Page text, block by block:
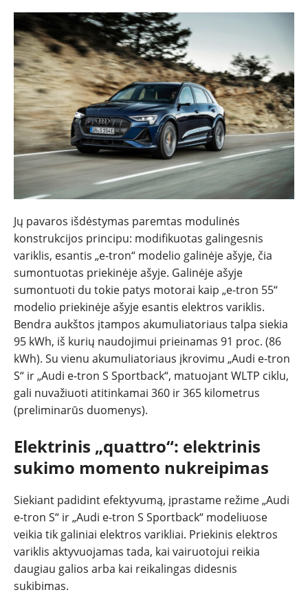
Jų pavaros išdėstymas paremtas modulinės
konstrukcijos principu: modifikuotas galingesnis
variklis, esantis „e-tron“ modelio galinėje ašyje, čia
sumontuotas priekinėje ašyje. Galinėje ašyje
sumontuoti du tokie patys motorai kaip „e-tron 55“
modelio priekinėje ašyje esantis elektros variklis.
Bendra aukštos įtampos akumuliatoriaus talpa siekia
95 kWh, iš kurių naudojimui prieinamas 91 proc. (86
kWh). Su vienu akumuliatoriaus įkrovimu „Audi e-tron
S“ ir „Audi e-tron S Sportback“, matuojant WLTP ciklu,
gali nuvažiuoti atitinkamai 360 ir 365 kilometrus
(preliminarūs duomenys).
Elektrinis „quattro“: elektrinis
sukimo momento nukreipimas
Siekiant padidint efektyvumą, įprastame režime „Audi
e-tron S“ ir „Audi e-tron S Sportback“ modeliuose
veikia tik galiniai elektros varikliai. Priekinis elektros
variklis aktyvuojamas tada, kai vairuotojui reikia
daugiau galios arba kai reikalingas didesnis
sukibimas.